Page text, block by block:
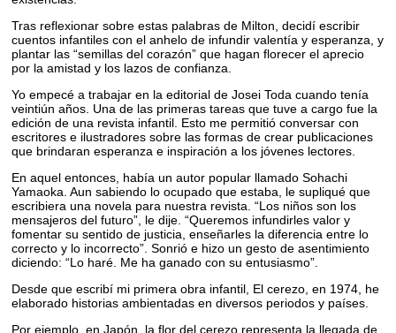
Tras reflexionar sobre estas palabras de Milton, decidí escribir
cuentos infantiles con el anhelo de infundir valentía y esperanza, y
plantar las “semillas del corazón” que hagan florecer el aprecio
por la amistad y los lazos de confianza.
Yo empecé a trabajar en la editorial de Josei Toda cuando tenía
veintiún años. Una de las primeras tareas que tuve a cargo fue la
edición de una revista infantil. Esto me permitió conversar con
escritores e ilustradores sobre las formas de crear publicaciones
que brindaran esperanza e inspiración a los jóvenes lectores.
En aquel entonces, había un autor popular llamado Sohachi
Yamaoka. Aun sabiendo lo ocupado que estaba, le supliqué que
escribiera una novela para nuestra revista. “Los niños son los
mensajeros del futuro”, le dije. “Queremos infundirles valor y
fomentar su sentido de justicia, enseñarles la diferencia entre lo
correcto y lo incorrecto”. Sonrió e hizo un gesto de asentimiento
diciendo: “Lo haré. Me ha ganado con su entusiasmo”.
Desde que escribí mi primera obra infantil, El cerezo, en 1974, he
elaborado historias ambientadas en diversos periodos y países.
Por ejemplo, en Japón, la flor del cerezo representa la llegada de